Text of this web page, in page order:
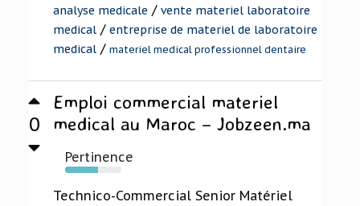
analyse medicale / vente materiel laboratoire
medical / entreprise de materiel de laboratoire
medical / materiel medical professionnel dentaire
0
Emploi commercial materiel
medical au Maroc – Jobzeen.ma
Pertinence
59%
Technico-Commercial Senior Matériel